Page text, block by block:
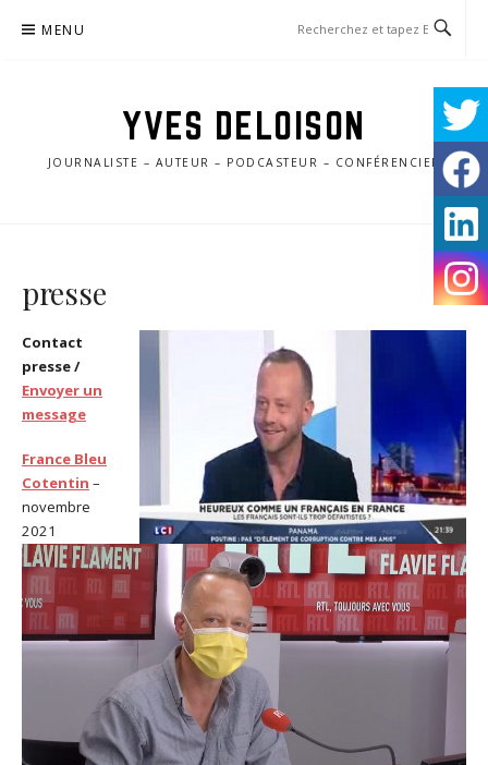
MENU
YVES DELOISON
JOURNALISTE – AUTEUR – PODCASTEUR – CONFÉRENCIER
presse
Contact
presse /
Envoyer un
message
France Bleu
Cotentin –
novembre
2021